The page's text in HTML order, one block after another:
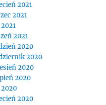
2021
2021
2021
2020
2020
2020
2020
2020